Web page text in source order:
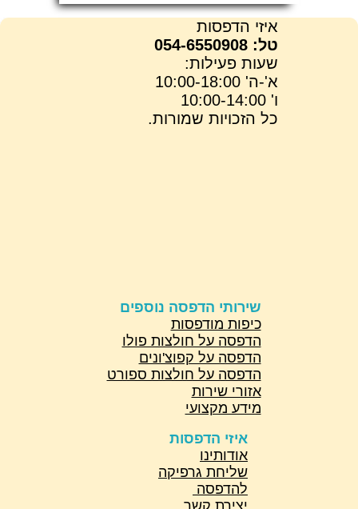
איזי הדפסות
טל: 054-6550908
שעות פעילות:
א'-ה' 10:00-18:00
ו' 10:00-14:00
כל הזכויות שמורות.
שירותי הדפסה נוספים
כיפות מודפסות
הדפסה על חולצות פולו
הדפסה על קפוצ'ונים
הדפסה על חולצות ספורט
אזורי שירות
מידע מקצועי
איזי הדפסות
אודותינו
שליחת גרפיקה
להדפסה
יצירת קשר